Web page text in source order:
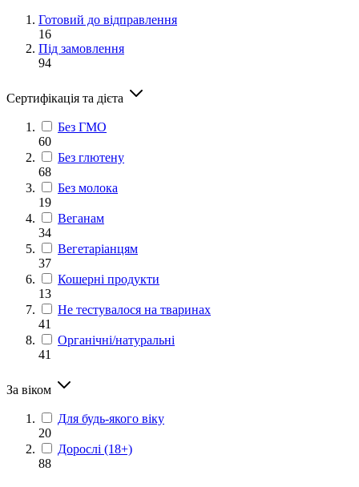
Готовий до відправлення
16
Під замовлення
94
Сертифікація та дієта
Без ГМО
60
Без глютену
68
Без молока
19
Веганам
34
Вегетаріанцям
37
Кошерні продукти
13
Не тестувалося на тваринах
41
Органічні/натуральні
41
За віком
Для будь-якого віку
20
Дорослі (18+)
88